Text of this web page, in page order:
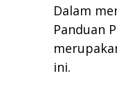
Dalam
Panduan
ini.